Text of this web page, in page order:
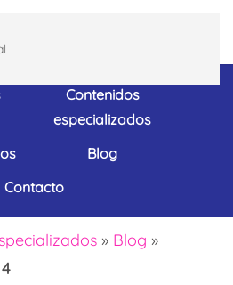
Contenidos
especializados
Blog
Contacto
» Blog »